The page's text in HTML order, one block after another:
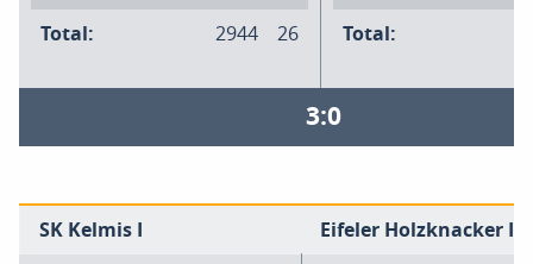
Total:
2944 26
Total:
3:0
SK Kelmis I Eifeler Holzknacker III